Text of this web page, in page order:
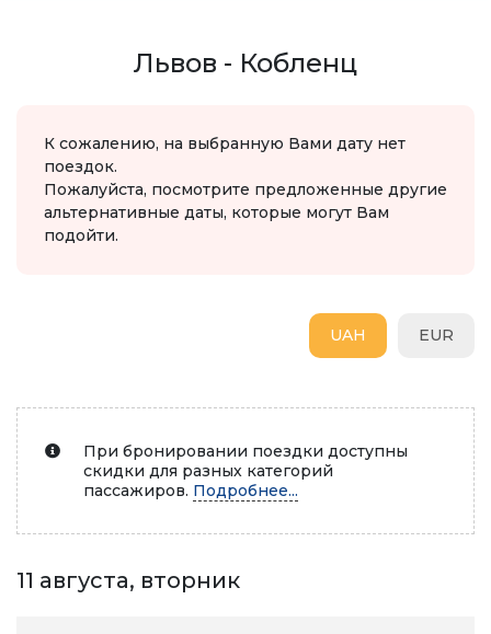
Львов - Кобленц
К сожалению, на выбранную Вами дату нет
поездок.
Пожалуйста, посмотрите предложенные другие
альтернативные даты, которые могут Вам
подойти.
EUR
UAH
При бронировании поездки доступны
скидки для разных категорий
пассажиров. Подробнее...
11 августа, вторник